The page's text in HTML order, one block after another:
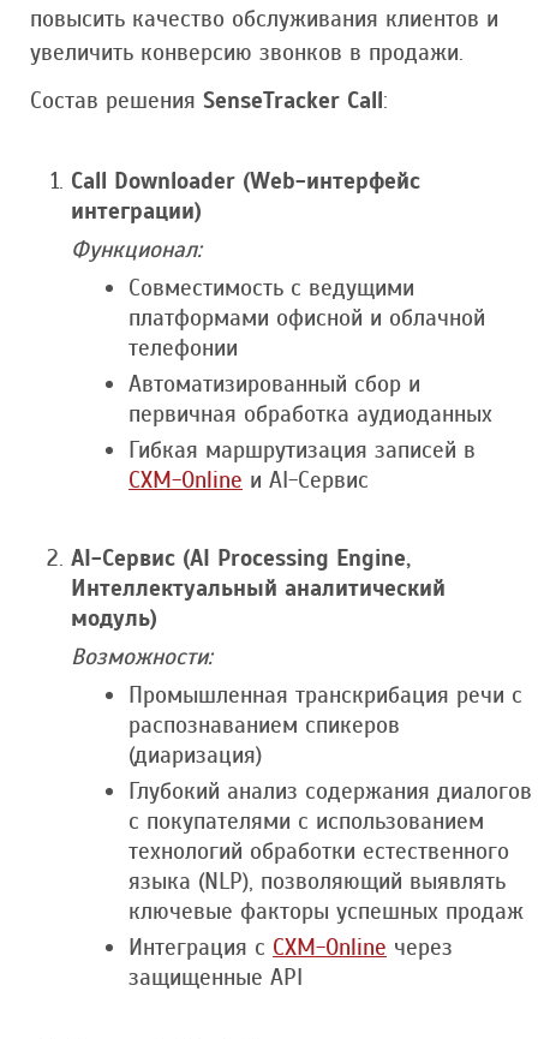
повысить качество обслуживания клиентов и
увеличить конверсию звонков в продажи.
Состав решения SenseTracker Call:
Call Downloader (Web-интерфейс
интеграции)
Функционал:
Совместимость с ведущими
платформами офисной и облачной
телефонии
Автоматизированный сбор и
первичная обработка аудиоданных
Гибкая маршрутизация записей в
CXM-Online и AI-Cервис
AI-Cервис (AI Processing Engine,
Интеллектуальный аналитический
модуль)
Возможности:
Промышленная транскрибация речи с
распознаванием спикеров
(диаризация)
Глубокий анализ содержания диалогов
с покупателями с использованием
технологий обработки естественного
языка (NLP), позволяющий выявлять
ключевые факторы успешных продаж
Интеграция с CXM-Online через
защищенные API